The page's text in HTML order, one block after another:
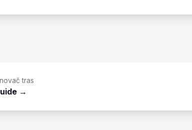
tras
→